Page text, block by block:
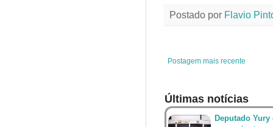
b
e
Postado por Flavio
Postagem mais recente
Últimas notícias
Deputado